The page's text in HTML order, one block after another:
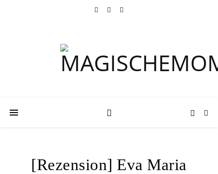
[Rezension] Eva Maria